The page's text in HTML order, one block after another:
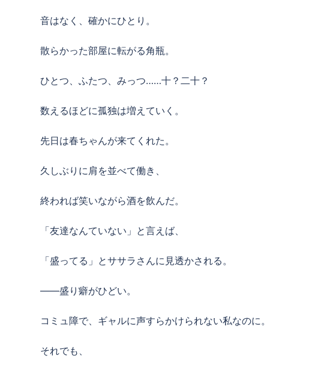
音はなく、確かにひとり。
散らかった部屋に転がる角瓶。
ひとつ、ふたつ、みっつ……十？二十？
数えるほどに孤独は増えていく。
先日は春ちゃんが来てくれた。
久しぶりに肩を並べて働き、
終われば笑いながら酒を飲んだ。
「友達なんていない」と言えば、
「盛ってる」とササラさんに見透かされる。
――盛り癖がひどい。
コミュ障で、ギャルに声すらかけられない私なのに。
それでも、